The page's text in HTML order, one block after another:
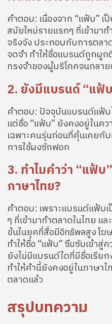
คำตอบ: เนื่องจาก “แฟ้บ”
สมัยใหม่รายแรกๆ ที่เข้ามา
จริงจัง ประกอบกับการตล
จดจำ ทำให้ชื่อแบรนด์ถูกผู
ทรงจำของผู้บริโภคจนกลา
2. ยังมีแบรนด์ “แฟ้
คำตอบ: ปัจจุบันแบรนด์แฟ้บ
แต่ชื่อ “แฟ้บ” ยังคงอยู่ในค
เฉพาะคนรุ่นก่อนที่คุ้นเคย
การใช้ผงซักฟอก
3. ทำไมคำว่า “แฟ้บ
ภาษาไทย?
คำตอบ: เพราะแบรนด์แฟ้บ
ๆ ที่เข้ามาทำตลาดในไทย แ
ข้นในยุคที่สื่อมีอิทธิพลสูง โ
ทำให้ชื่อ “แฟ้บ” ซึมซับเข้าสู่
ยังไม่มีแบรนด์ใดที่มีชื่อเรีย
ทำให้คำนี้ยังคงอยู่ในภาษา
ตลาดแล้ว
สรุปบทความ